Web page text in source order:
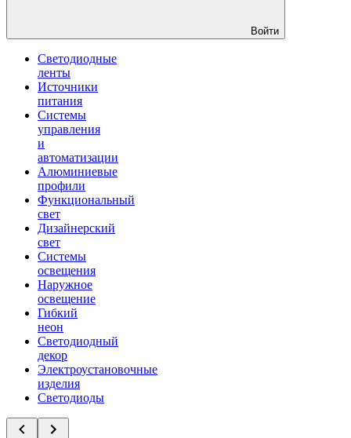
Войти
Светодиодные
ленты
Источники
питания
Системы
управления
и
автоматизации
Алюминиевые
профили
Функциональный
свет
Дизайнерский
свет
Системы
освещения
Наружное
освещение
Гибкий
неон
Светодиодный
декор
Электроустановочные
изделия
Светодиоды